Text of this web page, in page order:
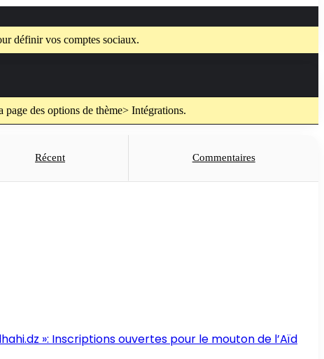
définir vos comptes sociaux.
des options de thème> Intégrations.
Récent Commentaires
»: Inscriptions ouvertes pour le mouton de l’Aïd